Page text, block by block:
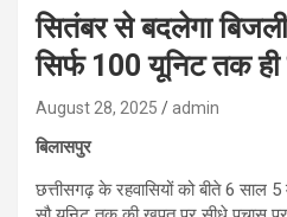
सितंबर से बदलेगा
सिर्फ 100 यूनिट तक
August 28, 2025 admin
बिलासपुर
छत्तीसगढ़ के रहवासियों को बीते 6 साल